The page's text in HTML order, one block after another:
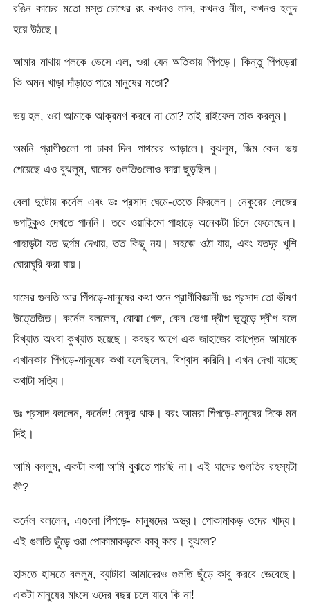
রঙিন কাচের মতো মস্ত চোখের রং কখনও লাল, কখনও নীল, কখনও হলুদ
হয়ে উঠছে।
আমার মাথায় পলকে ভেসে এল, ওরা যেন অতিকায় পিঁপড়ে। কিন্তু পিঁপড়েরা
কি অমন খাড়া দাঁড়াতে পারে মানুষের মতো?
ভয় হল, ওরা আমাকে আক্রমণ করবে না তো? তাই রাইফেল তাক করলুম।
অমনি প্রাণীগুলো গা ঢাকা দিল পাথরের আড়ালে। বুঝলুম, জিম কেন ভয়
পেয়েছে এও বুঝলুম, ঘাসের গুলতিগুলোও কারা ছুড়ছিল।
বেলা দুটোয় কর্নেল এবং ডঃ প্রসাদ ঘেমে-তেতে ফিরলেন। নেকুরের লেজের
ডগাটুকুও দেখতে পাননি। তবে ওয়াকিমো পাহাড়ে অনেকটা চিনে ফেলেছেন।
পাহাড়টা যত দুর্গম দেখায়, তত কিছু নয়। সহজে ওঠা যায়, এবং যতদূর খুশি
ঘোরাঘুরি করা যায়।
ঘাসের গুলতি আর পিঁপড়ে-মানুষের কথা শুনে প্রাণীবিজ্ঞানী ডঃ প্রসাদ তো ভীষণ
উত্তেজিত। কর্নেল বললেন, বোঝা গেল, কেন ভেগা দ্বীপ ভূতুড়ে দ্বীপ বলে
বিখ্যাত অথবা কুখ্যাত হয়েছে। কবছর আগে এক জাহাজের কাপ্তেন আমাকে
এখানকার পিঁপড়ে-মানুষের কথা বলেছিলেন, বিশ্বাস করিনি। এখন দেখা যাচ্ছে
কথাটা সত্যি।
ডঃ প্রসাদ বললেন, কর্নেল! নেকুর থাক। বরং আমরা পিঁপড়ে-মানুষের দিকে মন
দিই।
আমি বললুম, একটা কথা আমি বুঝতে পারছি না। এই ঘাসের গুলতির রহস্যটা
কী?
কর্নেল বললেন, এগুলো পিঁপড়ে- মানুষদের অস্ত্র। পোকামাকড় ওদের খাদ্য।
এই গুলতি ছুঁড়ে ওরা পোকামাকড়কে কাবু করে। বুঝলে?
হাসতে হাসতে বললুম, ব্যাটারা আমাদেরও গুলতি ছুঁড়ে কাবু করবে ভেবেছে।
একটা মানুষের মাংসে ওদের বছর চলে যাবে কি না!